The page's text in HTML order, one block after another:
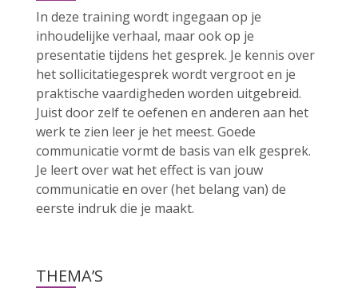
In deze training wordt ingegaan op je
inhoudelijke verhaal, maar ook op je
presentatie tijdens het gesprek. Je kennis over
het sollicitatiegesprek wordt vergroot en je
praktische vaardigheden worden uitgebreid.
Juist door zelf te oefenen en anderen aan het
werk te zien leer je het meest. Goede
communicatie vormt de basis van elk gesprek.
Je leert over wat het effect is van jouw
communicatie en over (het belang van) de
eerste indruk die je maakt.
THEMA’S